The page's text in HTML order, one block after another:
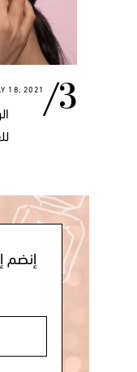
18, 2021
إنضم